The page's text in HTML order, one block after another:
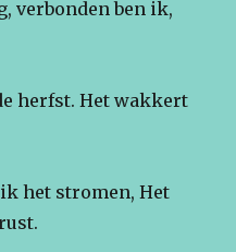
verbonden ben ik,
herfst. Het wakkert
het stromen, Het